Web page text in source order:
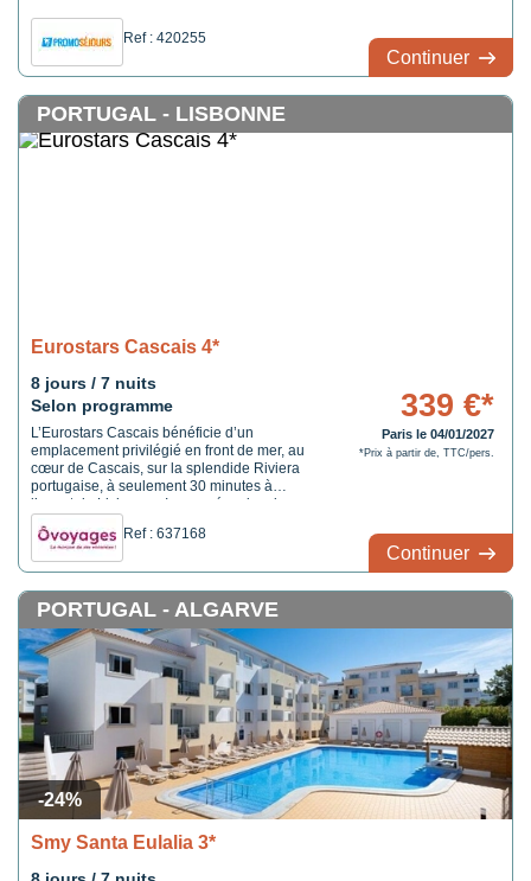
Ref : 420255
Continuer
PORTUGAL - LISBONNE
Eurostars Cascais 4*
8 jours / 7 nuits
Selon programme
L’Eurostars Cascais bénéficie d’un
emplacement privilégié en front de mer, au
cœur de Cascais, sur la splendide Riviera
portugaise, à seulement 30 minutes à
l’ouest de Lisbonne. Inauguré en janvier
2017, cet hôtel contemporain propose 101
chambres et suites élégantes, toutes
prolongées par un balcon privé offrant une
vue imprenable sur l’océan Atlantique. On
apprécie également sa piscine extérieure
paysagée, véritable havre de détente, ainsi
que son restaurant-cafétéria où l’on savoure
une cuisine variée et délicieuse.
Ref : 637168
339 €*
Paris le 04/01/2027
*Prix à partir de, TTC/pers.
Continuer
-24%
PORTUGAL - ALGARVE
Smy Santa Eulalia 3*